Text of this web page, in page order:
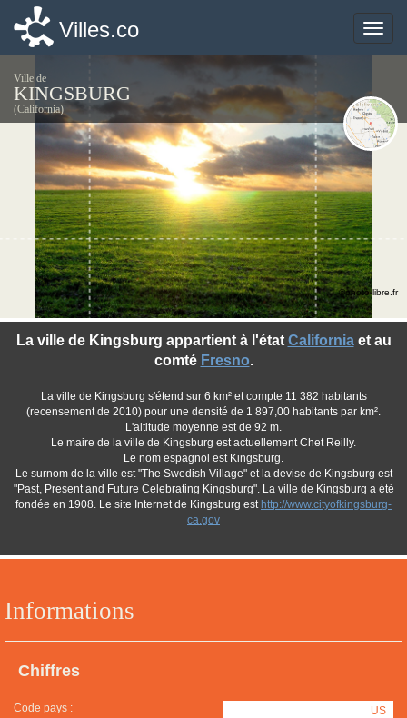
Toggle
Villes.co
Ville de
KINGSBURG
(California)
Informations
Chiffres
Code pays : US
La ville de Kingsburg appartient à l'état Californiaet au
comté Fresno.
La ville de Kingsburg s'étend sur 6 km² et compte 11 382 habitants
(recensement de 2010) pour une densité de 1 897,00 habitants par km².
L'altitude moyenne est de 92 m.
Le maire de la ville de Kingsburg est actuellement Chet Reilly.
Le nom espagnol est Kingsburg.
Le surnom de la ville est "The Swedish Village" et la devise de Kingsburg est
"Past, Present and Future Celebrating Kingsburg". La ville de Kingsburg a été
fondée en 1908. Le site Internet de Kingsburg est http://www.cityofkingsburg-
ca.gov
©photo-libre.fr
Toggle
Villes.co